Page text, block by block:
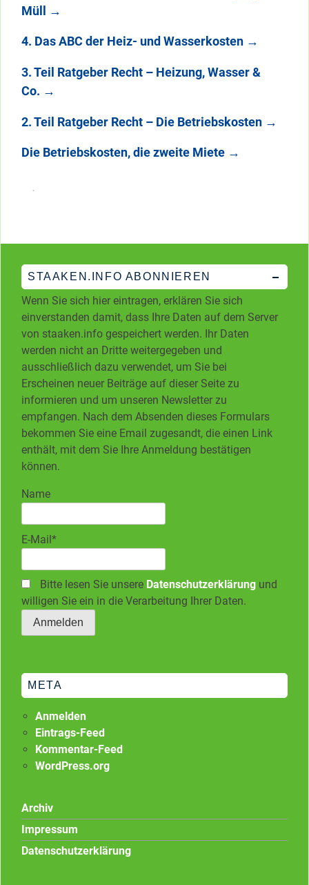
Müll →
4. Das ABC der Heiz- und Wasserkosten →
3. Teil Ratgeber Recht – Heizung, Wasser &
Co. →
2. Teil Ratgeber Recht – Die Betriebskosten →
Die Betriebskosten, die zweite Miete →
STAAKEN.INFO ABONNIEREN
Wenn Sie sich hier eintragen, erklären Sie sich
einverstanden damit, dass Ihre Daten auf dem Server
von staaken.info gespeichert werden. Ihr Daten
werden nicht an Dritte weitergegeben und
ausschließlich dazu verwendet, um Sie bei
Erscheinen neuer Beiträge auf dieser Seite zu
informieren und um unseren Newsletter zu
empfangen. Nach dem Absenden dieses Formulars
bekommen Sie eine Email zugesandt, die einen Link
enthält, mit dem Sie Ihre Anmeldung bestätigen
können.
Name
E-Mail*
Bitte lesen Sie unsere Datenschutzerklärung und
willigen Sie ein in die Verarbeitung Ihrer Daten.
META
Anmelden
Eintrags-Feed
Kommentar-Feed
WordPress.org
Archiv
Impressum
Datenschutzerklärung